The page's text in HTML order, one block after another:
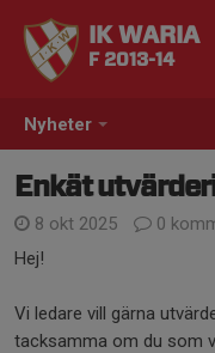
Nyheter
IK WARIA
F 2013-14
Enkät
8 okt 2025
0
Hej!
Vi ledare vill gärna
tacksamma om du som